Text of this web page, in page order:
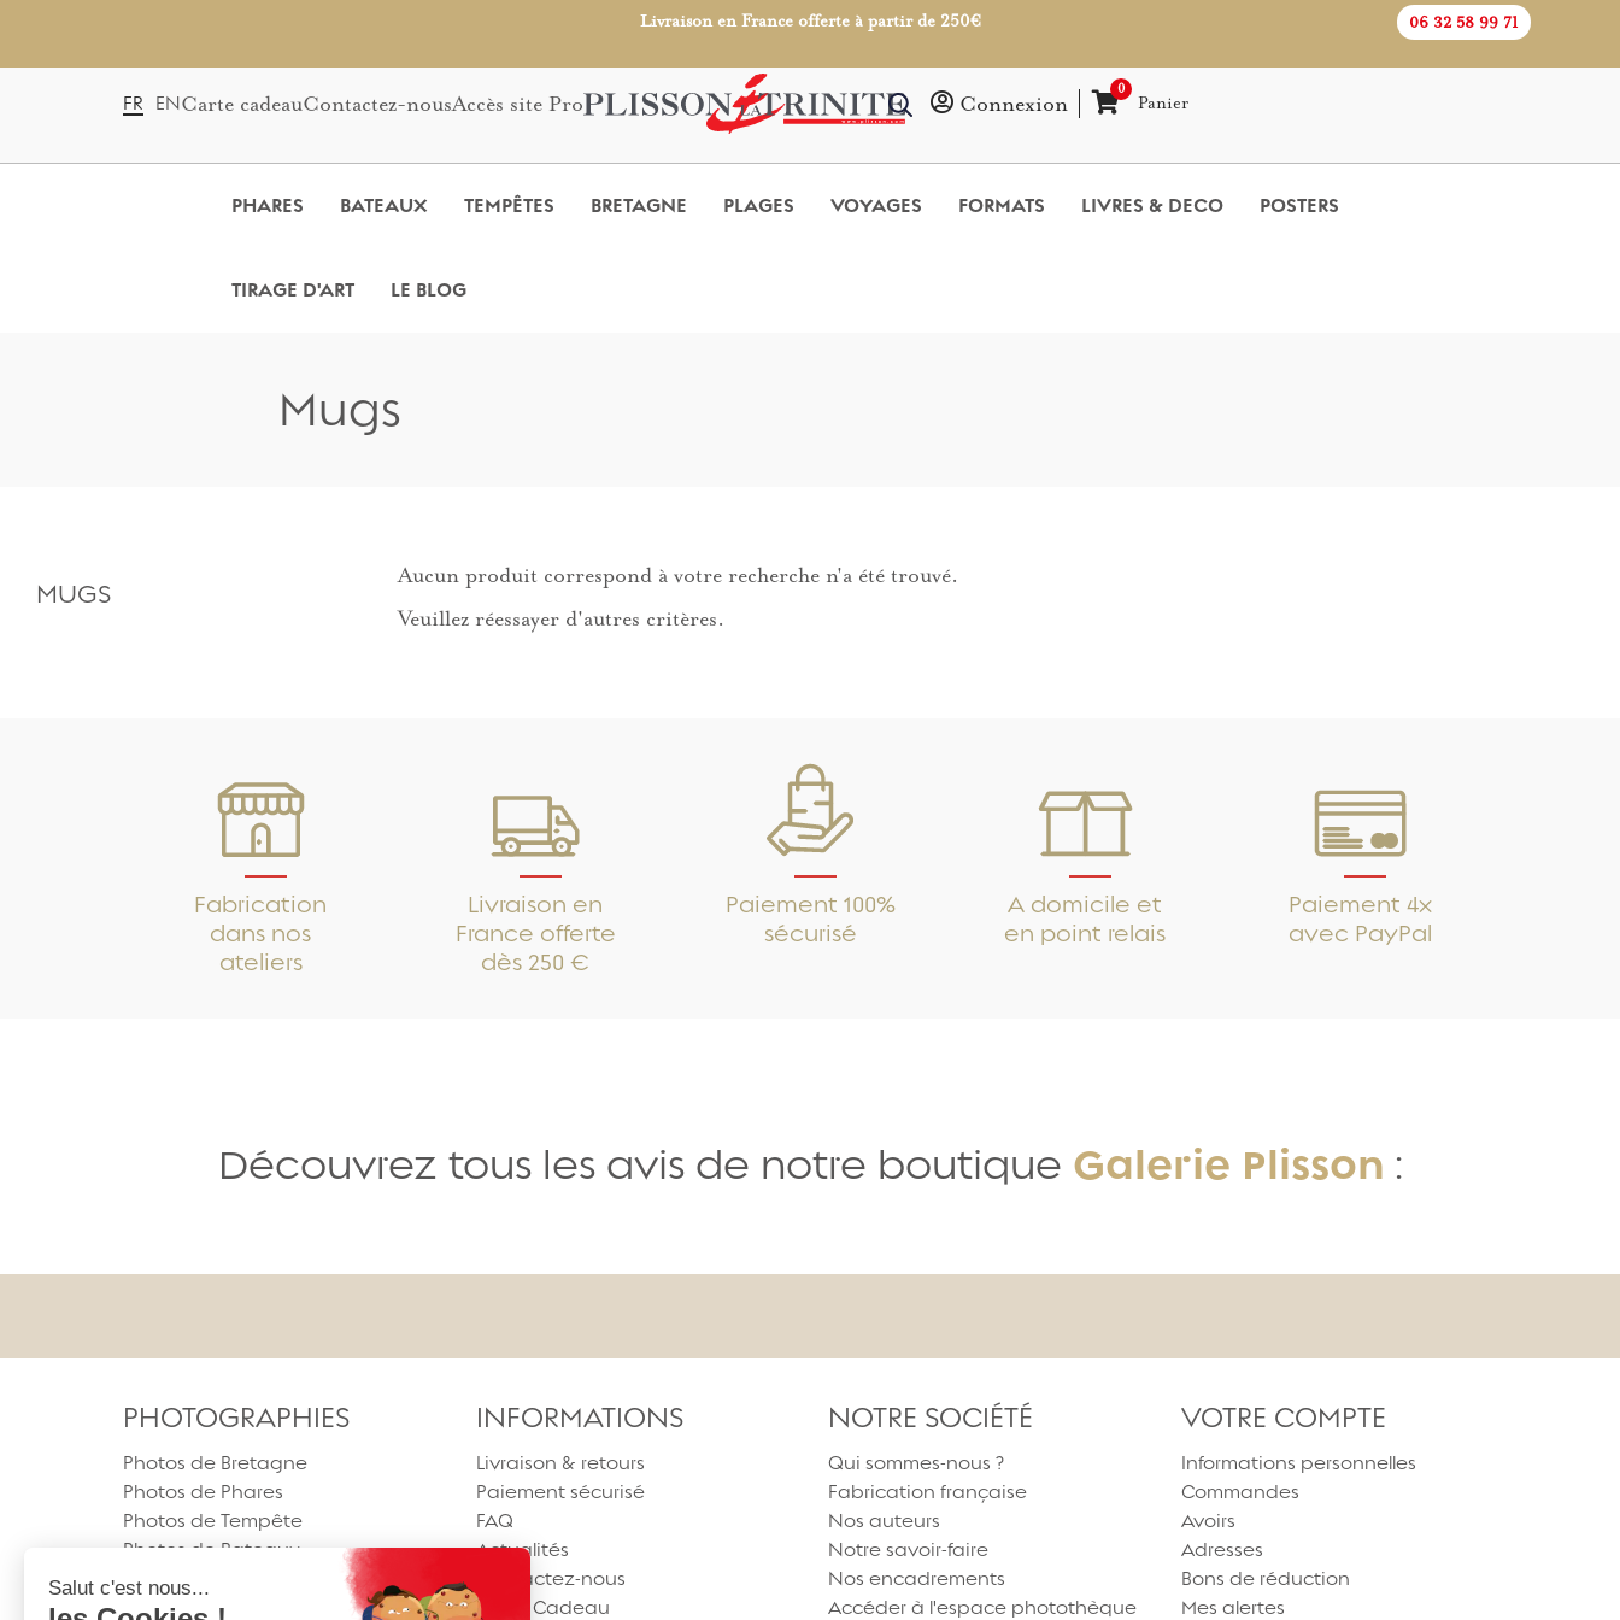
Livraison en France offerte à partir de 250€ 06 32 58 99 71
FR ENCarte cadeauContactez-nousAccès site Pro Connexion
0
Panier
PHARES BATEAUX TEMPÊTES BRETAGNE PLAGES VOYAGES FORMATS LIVRES & DECO POSTERS
TIRAGE D'ART LE BLOG
Mugs
MUGS
Aucun produit correspond à votre recherche n'a été trouvé.
Veuillez réessayer d'autres critères.
Fabrication
dans nos
ateliers
Livraison en
France offerte
dès 250 €
Paiement 100%
sécurisé
A domicile et
en point relais
Paiement 4x
avec PayPal
Découvrez tous les avis de notre boutique Galerie Plisson :
PHOTOGRAPHIES
Photos de Bretagne
Photos de Phares
Photos de Tempête
Photos de Bateaux
Photos de Saint-Malo
Photos du Mont-Saint-Michel
INFORMATIONS
Livraison & retours
Paiement sécurisé
FAQ
Actualités
Contactez-nous
Carte Cadeau
NOTRE SOCIÉTÉ
Qui sommes-nous ?
Fabrication française
Nos auteurs
Notre savoir-faire
Nos encadrements
Accéder à l'espace photothèque
VOTRE COMPTE
Informations personnelles
Commandes
Avoirs
Adresses
Bons de réduction
Mes alertes